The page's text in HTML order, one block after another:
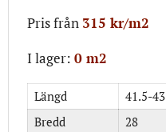
Pris från 315 kr/m2
I lager: 0 m2
Längd
41.5-43
Bredd
28